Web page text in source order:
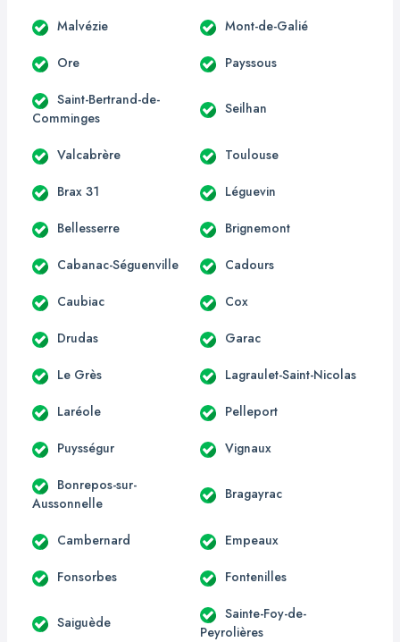
Malvézie Mont-de-Galié
Ore Payssous
Saint-Bertrand-de-
Comminges
Seilhan
Valcabrère Toulouse
Brax 31 Léguevin
Bellesserre Brignemont
Cabanac-Séguenville Cadours
Caubiac Cox
Drudas Garac
Le Grès Lagraulet-Saint-Nicolas
Laréole Pelleport
Puysségur Vignaux
Bonrepos-sur-
Aussonnelle
Bragayrac
Cambernard Empeaux
Fonsorbes Fontenilles
Saiguède
Sainte-Foy-de-
Peyrolières